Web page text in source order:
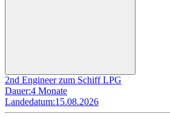
2nd Engineer zum Schiff LPG
Dauer:4 Monate
Landedatum:15.08.2026